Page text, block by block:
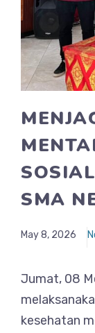
SMA
May 8, 2026
Jumat, 08
kesehatan